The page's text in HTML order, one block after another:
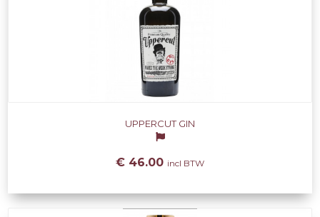
UPPERCUT GIN
€ 46.00 incl BTW